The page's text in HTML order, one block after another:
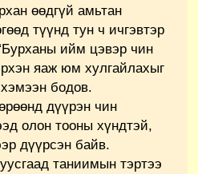
өөдгүй амьтан
түүнд тун ч ичгэвтэр
ийм цэвэр чин
яаж юм хулгайлахыг
бодов.
дүүрэн чин
олон тооны хүндтэй,
дүүрсэн байв.
таниимын тэртээ